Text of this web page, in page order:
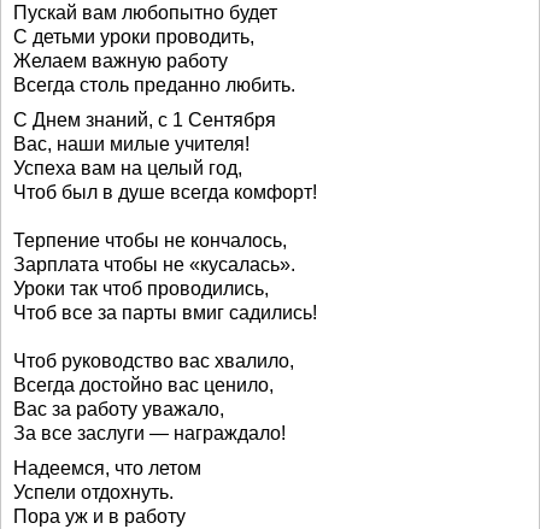
Пускай вам любопытно будет
С детьми уроки проводить,
Желаем важную работу
Всегда столь преданно любить.
С Днем знаний, с 1 Сентября
Вас, наши милые учителя!
Успеха вам на целый год,
Чтоб был в душе всегда комфорт!
Терпение чтобы не кончалось,
Зарплата чтобы не «кусалась».
Уроки так чтоб проводились,
Чтоб все за парты вмиг садились!
Чтоб руководство вас хвалило,
Всегда достойно вас ценило,
Вас за работу уважало,
За все заслуги — награждало!
Надеемся, что летом
Успели отдохнуть.
Пора уж и в работу